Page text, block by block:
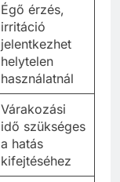
Égő érzés,
irritáció
jelentkezhet
helytelen
használatnál
Várakozási
idő szükséges
a hatás
kifejtéséhez